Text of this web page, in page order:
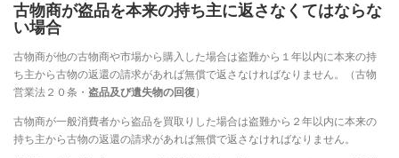
古物商が盗品を本来の持ち主に返さなくてはならな
い場合
古物商が他の古物商や市場から購入した場合は盗難から１年以内に本来の持
ち主から古物の返還の請求があれば無償で返さなければなりません。（古物
営業法２０条・ 盗品及び遺失物の回復）
古物商が一般消費者から盗品を買取りした場合は盗難から２年以内に本来の
持ち主から古物の返還の請求があれば無償で返さなければなりません。